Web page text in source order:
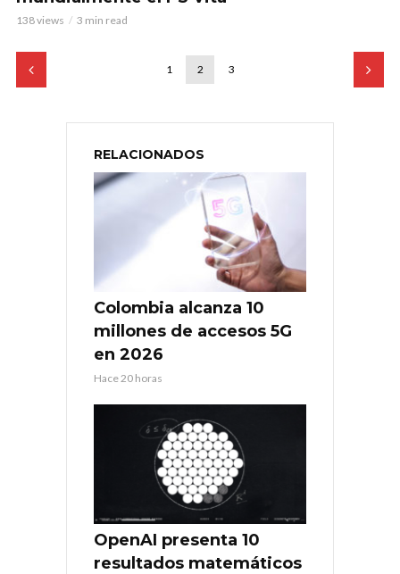
138 views 3 min read
1 2 3
RELACIONADOS
Colombia alcanza 10
millones de accesos 5G
en 2026
Hace 20 horas
OpenAI presenta 10
resultados matemáticos